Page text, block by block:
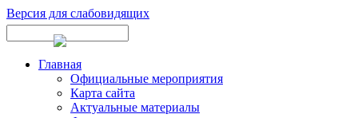
Версия для слабовидящих
Главная
Официальные мероприятия
Карта сайта
Актуальные материалы